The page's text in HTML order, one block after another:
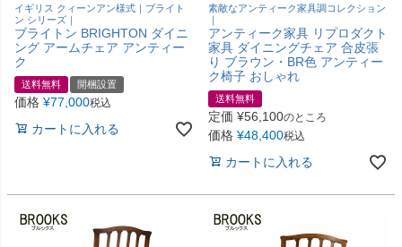
イギリス クィーンアン様式｜ブライト
ン シリーズ｜
ブライトン BRIGHTON ダイニ
ング アームチェア アンティー
ク
送料無料 開梱設置
価格 ¥77,000税込
カートに入れる
素敵なアンティーク家具調コレクション
｜
アンティーク家具 リプロダクト
家具 ダイニングチェア 合皮張
り ブラウン・BR色 アンティー
ク椅子 おしゃれ
送料無料
定価 ¥56,100のところ
価格 ¥48,400税込
カートに入れる